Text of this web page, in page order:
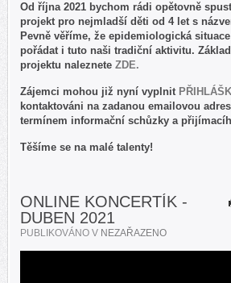
Od října 2021 bychom rádi opětovně
projekt pro nejmladší děti od 4 let s
Pevně věříme, že epidemiologická
pořádat i tuto naši tradiční aktivitu.
projektu naleznete ZDE.
Zájemci mohou již nyní vyplnit
kontaktováni na zadanou emailovou
termínem informační schůzky a
Těšíme se na malé talenty!
ONLINE KONCERTÍK -
DUBEN 2021
PUBLIKOVÁNO V NEZAŘAZENO